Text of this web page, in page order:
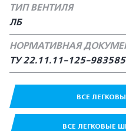
ТИП ВЕНТИЛЯ
ЛБ
НОРМАТИВНАЯ
ТУ 22.11.11-125-
ВСЕ
ВСЕ ЛЕГКОВЫЕ